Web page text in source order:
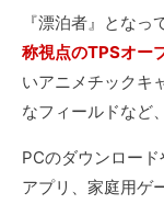
『漂泊者』となっ
称視点のTPSオー
いアニメチックキ
なフィールドなど
PCのダウンロー
アプリ、家庭用ゲ